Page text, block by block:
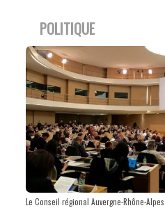
POLITIQUE
Le Conseil régional Auvergne-Rhône-